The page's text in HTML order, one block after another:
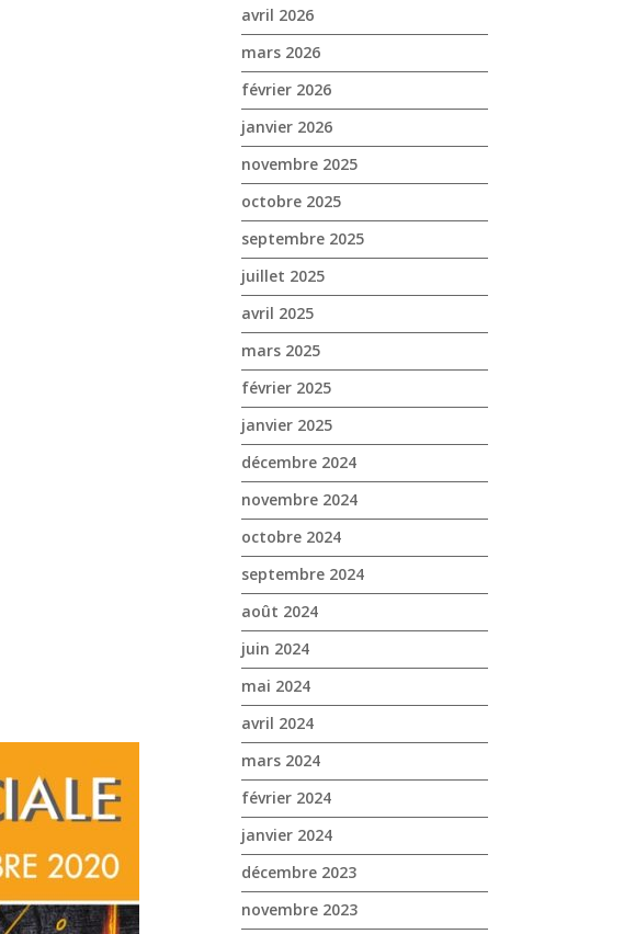
avril 2026
mars 2026
février 2026
janvier 2026
novembre 2025
octobre 2025
septembre 2025
juillet 2025
avril 2025
mars 2025
février 2025
janvier 2025
décembre 2024
novembre 2024
octobre 2024
septembre 2024
août 2024
juin 2024
mai 2024
avril 2024
mars 2024
février 2024
janvier 2024
décembre 2023
novembre 2023